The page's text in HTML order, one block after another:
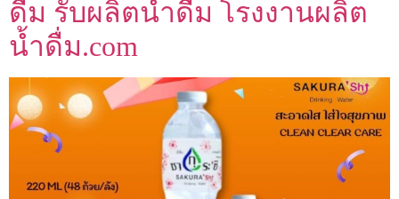
ดื่ม รับผลิตน้ำดื่ม โรงงานผลิต
น้ำดื่ม.com